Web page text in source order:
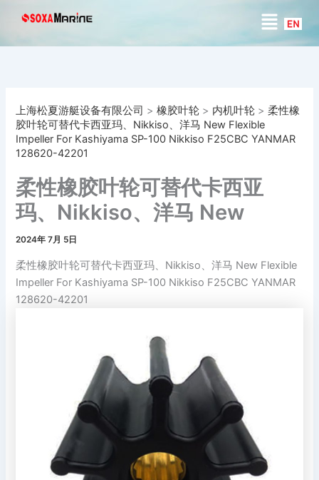
菜
单
上海松夏游艇设备有限公司 >橡胶叶轮 > 内机叶轮 >柔性橡
胶叶轮可替代卡西亚玛、Nikkiso、洋马 New Flexible
Impeller For Kashiyama SP-100 Nikkiso F25CBC YANMAR
128620-42201
柔性橡胶叶轮可替代卡西亚
玛、Nikkiso、洋马 New
Flexible Impeller For
Kashiyama SP-100 Nikkiso
F25CBC YANMAR 128620-
42201
2024年 7月 5日
柔性橡胶叶轮可替代卡西亚玛、Nikkiso、洋马 New Flexible
Impeller For Kashiyama SP-100 Nikkiso F25CBC YANMAR
128620-42201
索